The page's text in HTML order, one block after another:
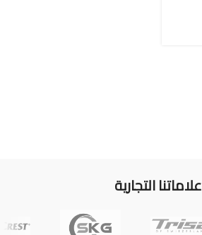
علاماتنا التجارية